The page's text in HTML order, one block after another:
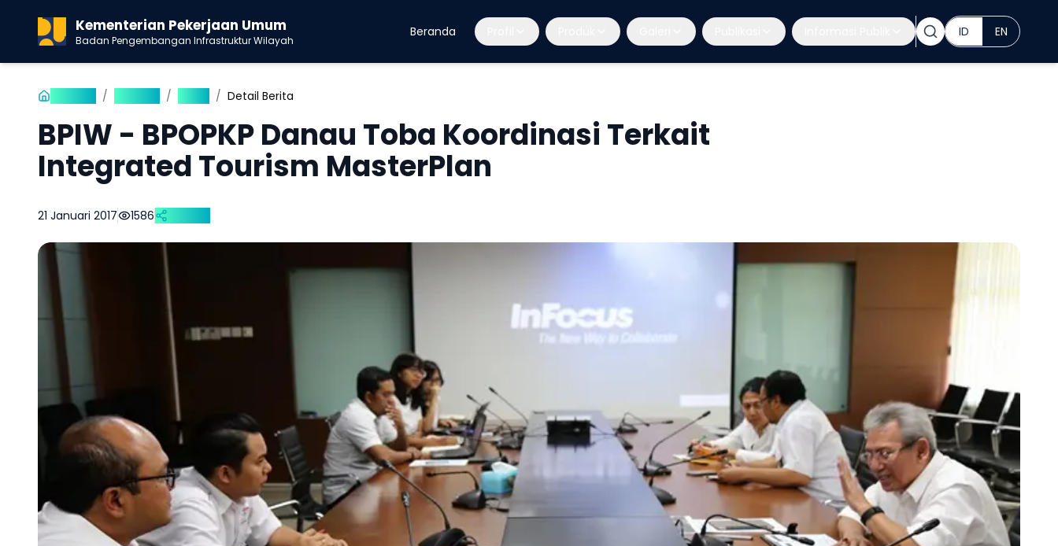
Kementerian Pekerjaan Umum
Badan Pengembangan Infrastruktur Wilayah
Beranda ID EN
/ / / Detail Berita
BPIW - BPOPKP Danau Toba Koordinasi Terkait
Integrated Tourism MasterPlan
21 Januari 2017 1586